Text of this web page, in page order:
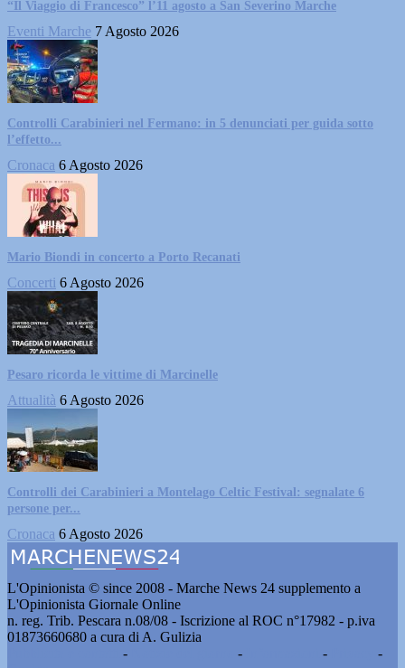
“Il Viaggio di Francesco” l’11 agosto a San Severino Marche
Eventi Marche 7 Agosto 2026
Controlli Carabinieri nel Fermano: in 5 denunciati per guida sotto
l’effetto...
Cronaca 6 Agosto 2026
Mario Biondi in concerto a Porto Recanati
Concerti 6 Agosto 2026
Pesaro ricorda le vittime di Marcinelle
Attualità 6 Agosto 2026
Controlli dei Carabinieri a Montelago Celtic Festival: segnalate 6
persone per...
Cronaca 6 Agosto 2026
L'Opinionista © since 2008 - Marche News 24 supplemento a
L'Opinionista Giornale Online
n. reg. Trib. Pescara n.08/08 - Iscrizione al ROC n°17982 - p.iva
01873660680 a cura di A. Gulizia
- - -
-